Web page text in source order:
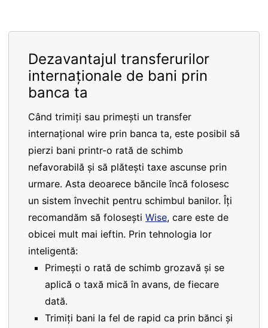
Dezavantajul transferurilor
internaționale de bani prin
banca ta
Când trimiți sau primești un transfer
internațional wire prin banca ta, este posibil să
pierzi bani printr-o rată de schimb
nefavorabilă și să plătești taxe ascunse prin
urmare. Asta deoarece băncile încă folosesc
un sistem învechit pentru schimbul banilor. Îți
recomandăm să folosești Wise, care este de
obicei mult mai ieftin. Prin tehnologia lor
inteligentă:
Primești o rată de schimb grozavă și se
aplică o taxă mică în avans, de fiecare
dată.
Trimiți bani la fel de rapid ca prin bănci și